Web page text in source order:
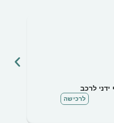
ידני לרכב
לרכישה